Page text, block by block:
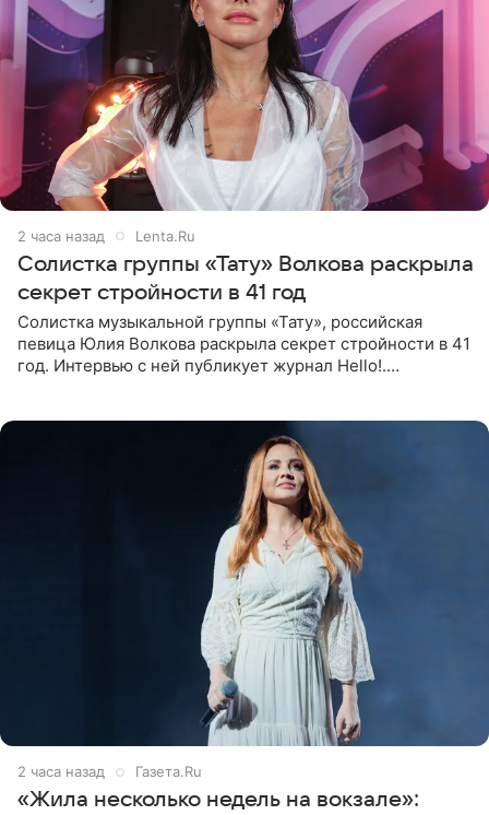
2 часа назад Lenta.Ru
Солистка группы «Тату» Волкова раскрыла
секрет стройности в 41 год
Солистка музыкальной группы «Тату», российская
певица Юлия Волкова раскрыла секрет стройности в 41
год. Интервью с ней публикует журнал Hello!.
2 часа назад Газета.Ru
«Жила несколько недель на вокзале»: